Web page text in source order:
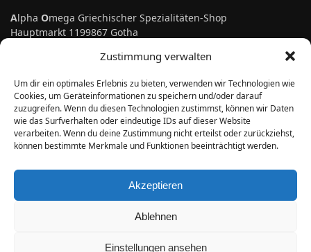
Zustimmung verwalten
Um dir ein optimales Erlebnis zu bieten, verwenden wir Technologien wie
Cookies, um Geräteinformationen zu speichern und/oder darauf
zuzugreifen. Wenn du diesen Technologien zustimmst, können wir Daten
wie das Surfverhalten oder eindeutige IDs auf dieser Website
verarbeiten. Wenn du deine Zustimmung nicht erteilst oder zurückziehst,
können bestimmte Merkmale und Funktionen beeinträchtigt werden.
Akzeptieren
Ablehnen
Einstellungen ansehen
In der Zeit vom 10.07.2026 bis 04.08.2026 sind wir auf
Bestellungen Versand werden.
Alpha Omega Griechischer Spezialitäten-Shop
Hauptmarkt 1199867 Gotha
info@genuss-auf-griechisch.de
Vertrag widerrufen
ÖFFNUNGSZEITEN
Montag bis Freitag: